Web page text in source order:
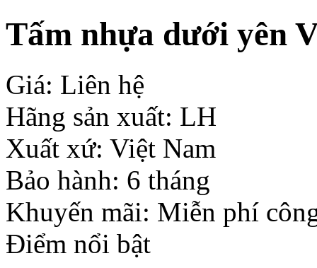
Tấm nhựa dưới yên
Giá: Liên hệ
Hãng sản xuất: LH
Xuất xứ: Việt Nam
Bảo hành: 6 tháng
Khuyến mãi: Miễn phí
Điểm nổi bật